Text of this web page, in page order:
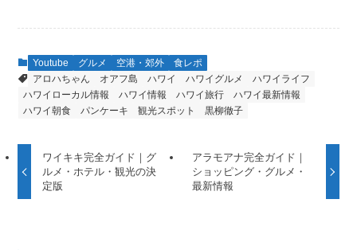
Youtube グルメ 空港・郊外
食レポ
アロハちゃん
オアフ島 ハワイ ハワイグルメ
ハワイライフ
ハワイローカル情報
ハワイ情報 ハワイ旅行
ハワイ最新情報
ハワイ朝食
パンケーキ 観光スポット 黒柳徹子
ワイキキ完全ガイド｜グ
ルメ・ホテル・観光の決
定版
アラモアナ完全ガイド｜
ショッピング・グルメ・
最新情報